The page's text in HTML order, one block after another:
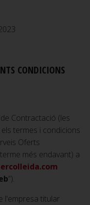
CONDICIONS
Contractació (les
termes i condicions
Oferts
més endavant) a
”).
l'empresa titular